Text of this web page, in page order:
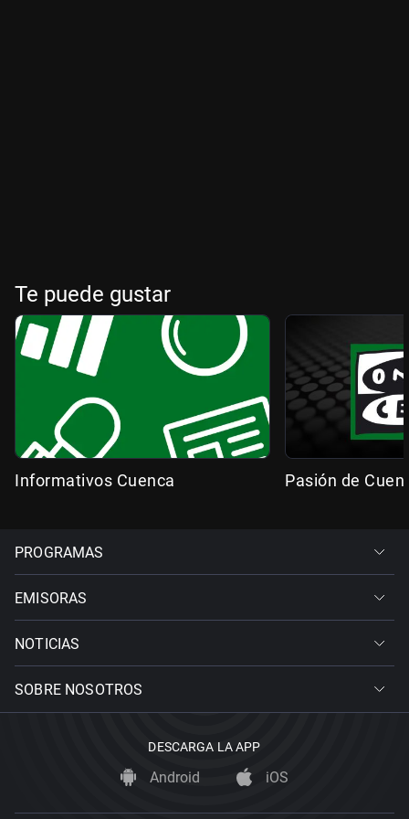
Te puede gustar
Informativos Cuenca Pasión de
PROGRAMAS
EMISORAS
NOTICIAS
SOBRE NOSOTROS
DESCARGA LA APP
Android iOS